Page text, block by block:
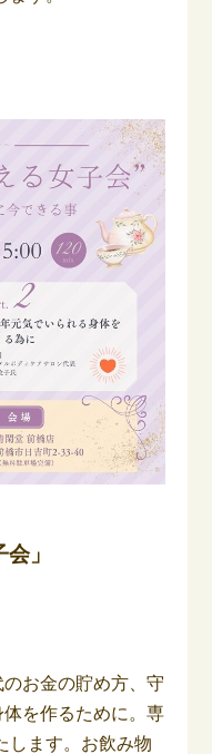
」
お金の貯め方、守
を作るために。専
します。お飲み物